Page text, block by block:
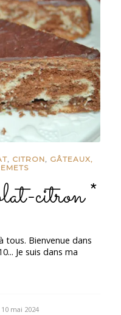
, CITRON, GÂTEAUX,
citron *
tous. Bienvenue dans
Je suis dans ma
10 mai 2024